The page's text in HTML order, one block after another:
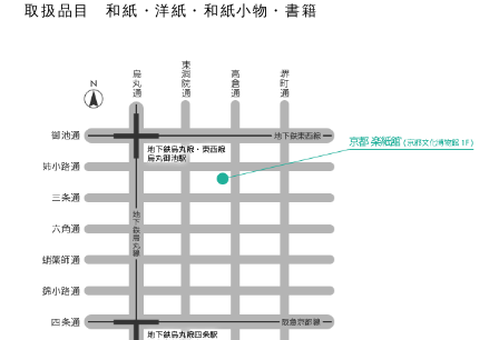
取扱品目 和紙・洋紙・和紙小物・書籍